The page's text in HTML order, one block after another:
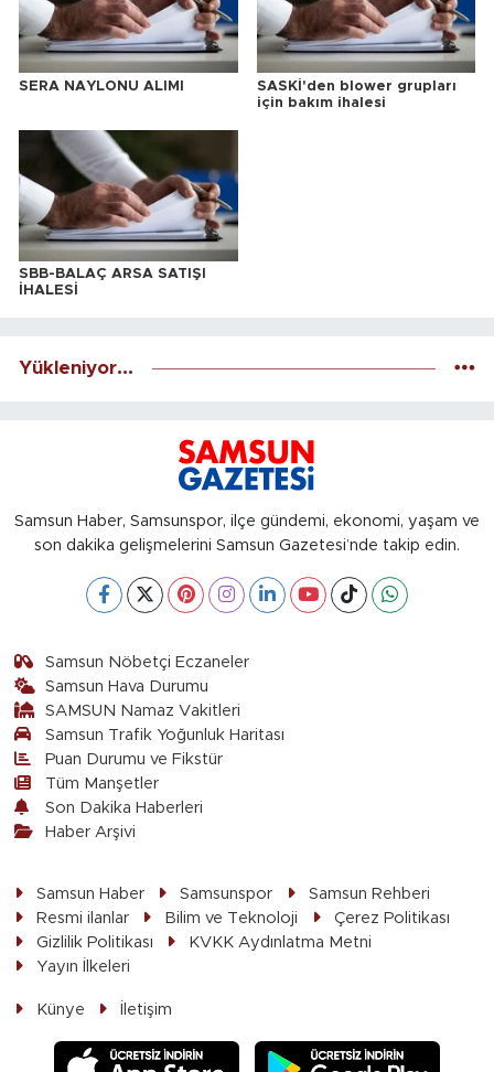
SERA NAYLONU ALIMI
SASKİ'den blower grupları
için bakım ihalesi
SBB-BALAÇ ARSA SATIŞI
İHALESİ
Yükleniyor...
Samsun Haber, Samsunspor, ilçe gündemi, ekonomi, yaşam ve
son dakika gelişmelerini Samsun Gazetesi’nde takip edin.
Samsun Nöbetçi Eczaneler
Samsun Hava Durumu
SAMSUN Namaz Vakitleri
Samsun Trafik Yoğunluk Haritası
Puan Durumu ve Fikstür
Tüm Manşetler
Son Dakika Haberleri
Haber Arşivi
Samsun Haber Samsunspor
Samsun Rehberi
Resmi ilanlar
Bilim ve Teknoloji
Çerez Politikası
Gizlilik Politikası
KVKK Aydınlatma Metni
Yayın İlkeleri
Künye İletişim